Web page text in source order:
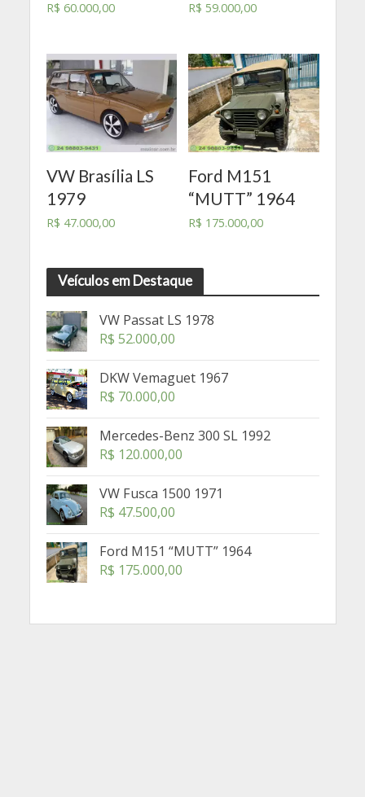
R$ 60.000,00 R$ 59.000,00
VW Brasília LS
1979
R$ 47.000,00
Ford M151
“MUTT” 1964
R$ 175.000,00
Veículos em Destaque
VW Passat LS 1978
R$ 52.000,00
DKW Vemaguet 1967
R$ 70.000,00
Mercedes-Benz 300 SL 1992
R$ 120.000,00
VW Fusca 1500 1971
R$ 47.500,00
Ford M151 “MUTT” 1964
R$ 175.000,00